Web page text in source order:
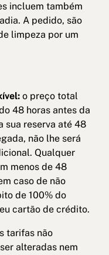
incluem também
A pedido, são
limpeza por um
o preço total
48 horas antes da
sua reserva até 48
não lhe será
Qualquer
menos de 48
caso de não
de 100% do
cartão de crédito.
tarifas não
alteradas nem